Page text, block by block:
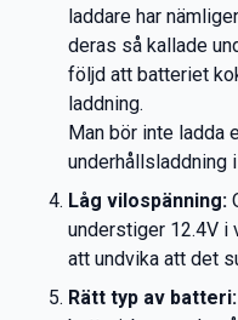
laddare har
deras så kallade
följd att batteriet
laddning.
Man bör inte ladda
underhållsladdning
Låg vilospänning:
understiger 12.4V i
att undvika att det
Rätt typ av batteri: